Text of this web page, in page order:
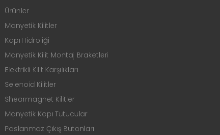
Ürünler
Manyetik Kilitler
Kapı Hidroliği
Manyetik Kilit Montaj Braketleri
Elektrikli Kilit Karşılıkları
Selenoid Kilitler
Shearmagnet Kilitler
Manyetik Kapı Tutucular
Paslanmaz Çıkış Butonları